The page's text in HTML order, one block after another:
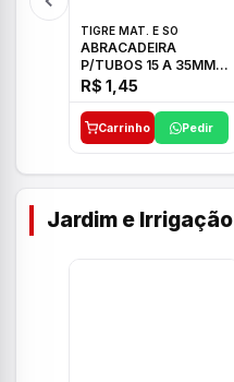
TIGRE MAT. E SO
ABRACADEIRA
P/TUBOS 15 A 35MM
TIGRE
R$ 1,45
Carrinho Pedir
Jardim e Irrigação